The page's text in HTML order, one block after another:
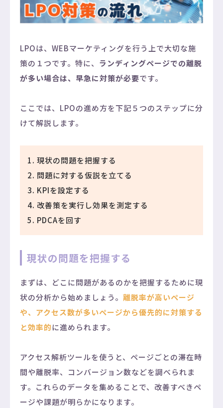
LPOは、WEBマーケティングを行う上で大切な施
策の１つです。特に、 ランディングページでの離脱
が多い場合は、早急に対策が必要です。
ここでは、LPOの進め方を下記５つのステップに分
けて解説します。
現状の問題を把握する
問題に対する仮説を立てる
KPIを設定する
改善策を実行し効果を測定する
PDCAを回す
現状の問題を把握する
まずは、どこに問題があるのかを把握するために現
状の分析から始めましょう。 離脱率が高いページ
や、アクセス数が多いページから優先的に対策する
と効率的に進められます。
アクセス解析ツールを使うと、ページごとの滞在時
間や離脱率、コンバージョン数などを調べられま
す。これらのデータを集めることで、改善すべきペ
ージや課題が明らかになります。